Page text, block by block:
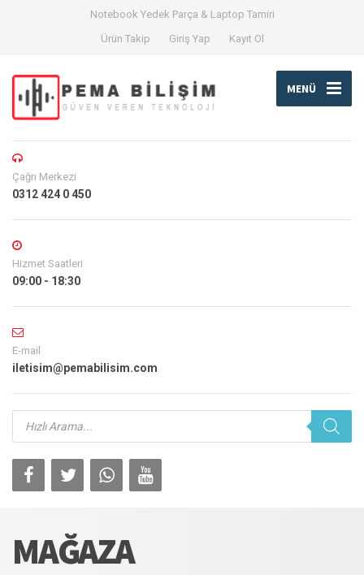
Notebook Yedek Parça & Laptop Tamiri
Ürün Takip
Giriş Yap Kayıt Ol
MENÜ
Çağrı Merkezi
0312 424 0 450
Hizmet Saatleri
09:00 - 18:30
E-mail
iletisim@pemabilisim.com
Products
search
MAĞAZA